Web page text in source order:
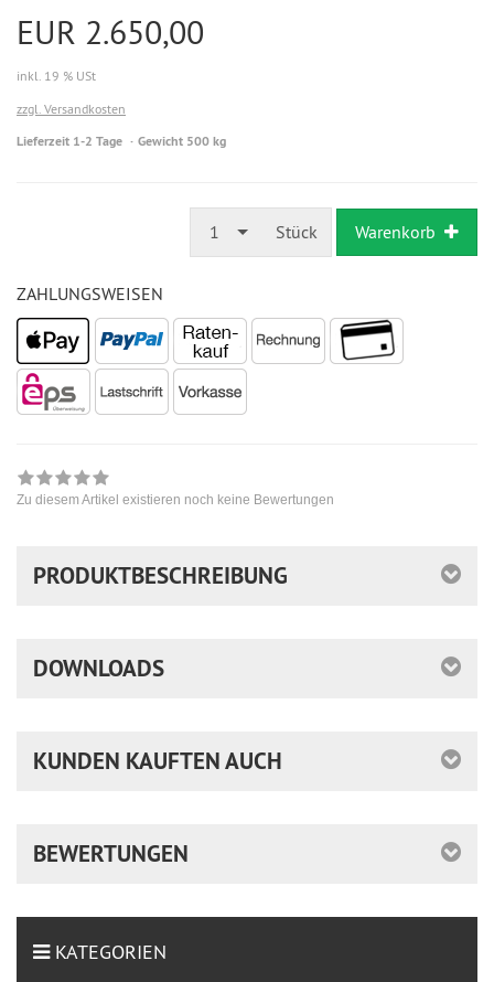
EUR 2.650,00
inkl. 19 % USt
zzgl. Versandkosten
Lieferzeit 1-2 Tage Gewicht 500 kg
1 Stück Warenkorb
ZAHLUNGSWEISEN
Zu diesem Artikel existieren noch keine Bewertungen
PRODUKTBESCHREIBUNG
DOWNLOADS
KUNDEN KAUFTEN AUCH
BEWERTUNGEN
KATEGORIEN